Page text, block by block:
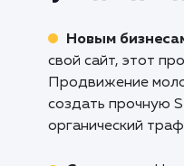
Если вы готовы
сайта в
целевого